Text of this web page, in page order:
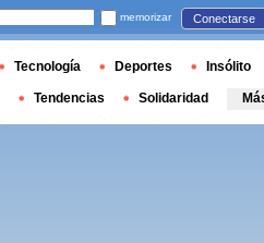
memorizar Conectarse
Tecnología Deportes Insólito
Tendencias Solidaridad